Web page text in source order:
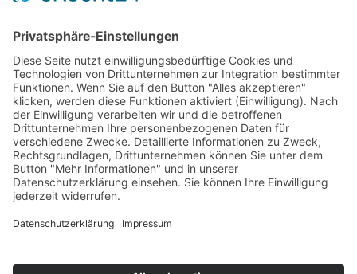
AWO Junge Plattform
Arbeit mit Behinderung
AWO Büro Kindermut
Kulturland Brandenburg
AWO Selbsthilfe
AWO eLearning
Kultur für JEDEN
AWO 1plus9
Dachverband Freie Suchtselbsthilfe
© 1990 - 2026 Arbeiterwohlfahrt Bezirksverband Potsdam e. V.